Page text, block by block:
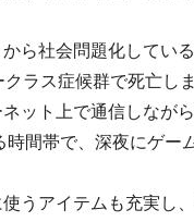
ら社会問題化してい
ラス症候群で死亡しま
ット上で通信しなが
間帯で、深夜にゲー
うアイテムも充実し